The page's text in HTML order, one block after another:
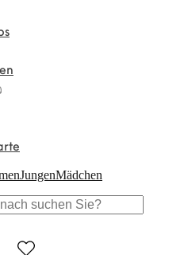
JungenMädchen